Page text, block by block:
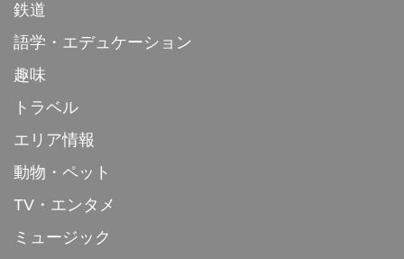
鉄道
語学・エデュケーション
趣味
トラベル
エリア情報
動物・ペット
TV・エンタメ
ミュージック